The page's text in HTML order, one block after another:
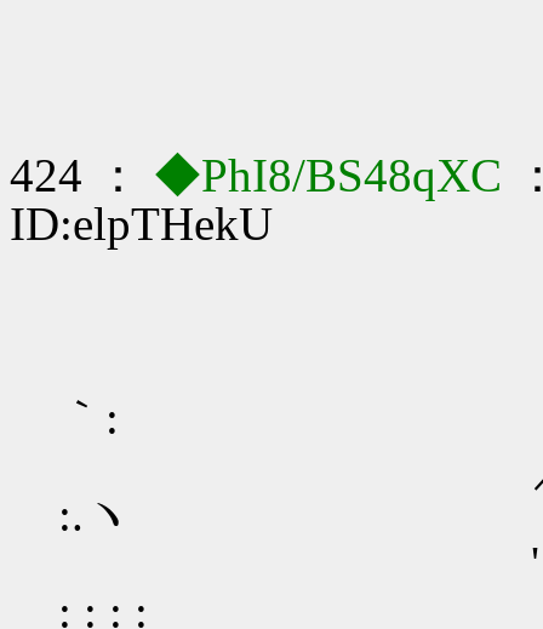
424 ： ◆PhI8/BS48qXC
ID:elpTHekU
｀:
／: : : : : : : :
:.ヽ
': : : : : : : : : :
: : : :